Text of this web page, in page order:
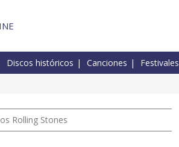
Discos históricos Canciones Festivales
Rolling Stones